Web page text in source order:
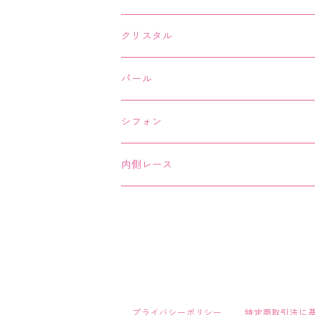
オフホワイト
ブラック
ピンク
ホワイト
オフホワイト
ブラック
クリスタル
ホワイト
オフホワイト
ブラック
パール
ホワイト
シフォン
ホワイト
内側レース
プライバシーポリシー 特定商取引法に